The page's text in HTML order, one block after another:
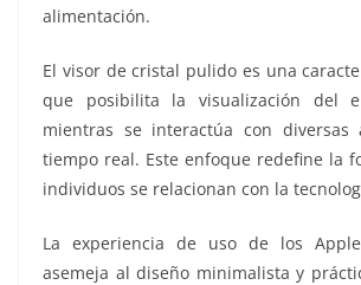
alimentación.
El visor de cristal pulido es una
que posibilita la visualización del
mientras se interactúa con diversas
tiempo real. Este enfoque redefine la
individuos se relacionan con la
La experiencia de uso de los
asemeja al diseño minimalista y